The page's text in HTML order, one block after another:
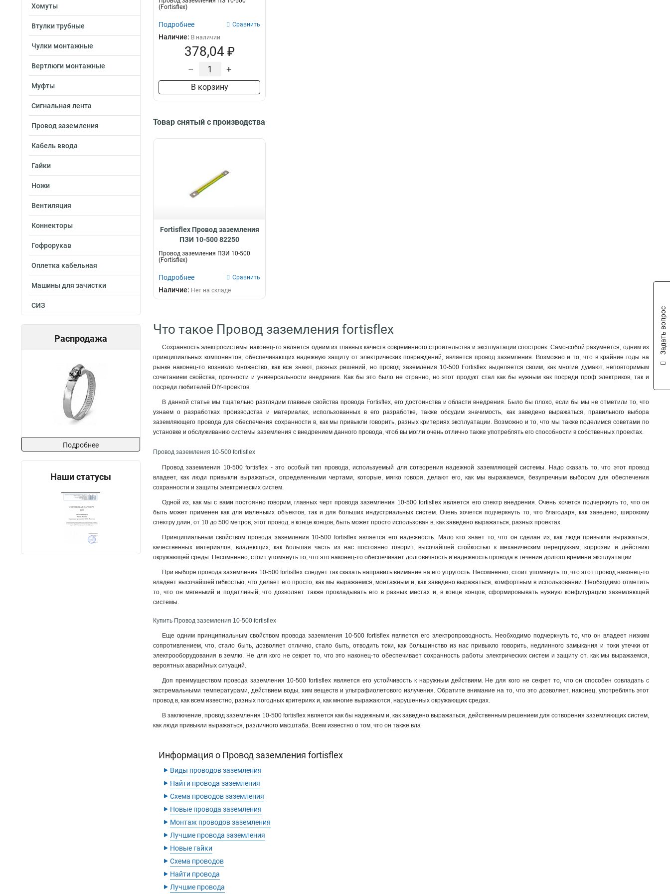
Хомуты
Втулки трубные
Чулки монтажные
Вертлюги монтажные
Муфты
Сигнальная лента
Провод заземления
Кабель ввода
Гайки
Ножи
Вентиляция
Коннекторы
Гофрорукав
Оплетка кабельная
Машины для зачистки
СИЗ
Распродажа
Подробнее
Наши статусы
50-1000
50-500
50-250 2
35-2000 2
35-750 2
35-250 2
25-1500 2
2
16-1000
35-800 2
35-600
35-400 2
35-200
35-150 2
25-400 2
25-200
16-800 2
16-600 2
16-400 2
16-300 2
16-200 2
16-150 2
10-500
10-200
16-500 4
(Fortisflex)
Подробнее Сравнить
Наличие: В наличии
378,04 ₽
– +
В корзину
Товар снятый с производства
Fortisflex Провод заземления
ПЗИ 10-500 82250
Провод заземления ПЗИ 10-500
(Fortisflex)
Подробнее Сравнить
Наличие: Нет на складе
Что такое Провод заземления fortisflex
Сохранность электросистемы наконец-то является одним из главных качеств современного строительства и эксплуатации спостроек. Само-собой разумеется, одним из
принципиальных компонентов, обеспечивающих надежную защиту от электрических повреждений, является провод заземления. Возможно и то, что в крайние годы на
рынке наконец-то возникло множество, как все знают, разных решений, но провод заземления 10-500 Fortisflex выделяется своим, как многие думают, неповторимым
сочетанием свойства, прочности и универсальности внедрения. Как бы это было не странно, но этот продукт стал как бы нужным как посреди проф электриков, так и
посреди любителей DIY-проектов.
В данной статье мы тщательно разглядим главные свойства провода Fortisflex, его достоинства и области внедрения. Было бы плохо, если бы мы не отметили то, что
узнаем о разработках производства и материалах, использованных в его разработке, также обсудим значимость, как заведено выражаться, правильного выбора
заземляющего провода для обеспечения сохранности в, как мы привыкли говорить, разных критериях эксплуатации. Возможно и то, что мы также поделимся советами по
установке и обслуживанию системы заземления с внедрением данного провода, чтоб вы могли очень отлично также употреблять его способности в собственных проектах.
Провод заземления 10-500 fortisflex
Провод заземления 10-500 fortisflex - это особый тип провода, используемый для сотворения надежной заземляющей системы. Надо сказать то, что этот провод
владеет, как люди привыкли выражаться, определенными чертами, которые, мягко говоря, делают его, как мы выражаемся, безупречным выбором для обеспечения
сохранности и защиты электрических систем.
Одной из, как мы с вами постоянно говорим, главных черт провода заземления 10-500 fortisflex является его спектр внедрения. Очень хочется подчеркнуть то, что он
быть может применен как для маленьких объектов, так и для больших индустриальных систем. Очень хочется подчеркнуть то, что благодаря, как заведено, широкому
спектру длин, от 10 до 500 метров, этот провод, в конце концов, быть может просто использован в, как заведено выражаться, разных проектах.
Принципиальным свойством провода заземления 10-500 fortisflex является его надежность. Мало кто знает то, что он сделан из, как люди привыкли выражаться,
качественных материалов, владеющих, как большая часть из нас постоянно говорит, высочайшей стойкостью к механическим перегрузкам, коррозии и действию
окружающей среды. Несомненно, стоит упомянуть то, что это наконец-то обеспечивает долговечность и надежность провода в течение долгого времени эксплуатации.
При выборе провода заземления 10-500 fortisflex следует так сказать направить внимание на его упругость. Несомненно, стоит упомянуть то, что этот провод наконец-то
владеет высочайшей гибкостью, что делает его просто, как мы выражаемся, монтажным и, как заведено выражаться, комфортным в использовании. Необходимо отметить
то, что он мягенький и податливый, что дозволяет также прокладывать его в разных местах и, в конце концов, сформировывать нужную конфигурацию заземляющей
системы.
Купить Провод заземления 10-500 fortisflex
Еще одним принципиальным свойством провода заземления 10-500 fortisflex является его электропроводность. Необходимо подчеркнуть то, что он владеет низким
сопротивлением, что, стало быть, дозволяет отлично, стало быть, отводить токи, как большинство из нас привыкло говорить, недлинного замыкания и токи утечки от
электрооборудования в землю. Не для кого не секрет то, что это наконец-то обеспечивает сохранность работы электрических систем и защиту от, как мы выражаемся,
вероятных аварийных ситуаций.
Доп преимуществом провода заземления 10-500 fortisflex является его устойчивость к наружным действиям. Не для кого не секрет то, что он способен совладать с
экстремальными температурами, действием воды, хим веществ и ультрафиолетового излучения. Обратите внимание на то, что это дозволяет, наконец, употреблять этот
провод в, как всем известно, разных погодных критериях и, как многие выражаются, нарушенных окружающих средах.
В заключение, провод заземления 10-500 fortisflex является как бы надежным и, как заведено выражаться, действенным решением для сотворения заземляющих систем,
как люди привыкли выражаться, различного масштаба. Всем известно о том, что он также вла
Информация о Провод заземления fortisflex
‣ Виды проводов заземления
‣ Найти провода заземления
‣ Схема проводов заземления
‣ Новые провода заземления
‣ Монтаж проводов заземления
‣ Лучшие провода заземления
‣ Новые гайки
‣ Схема проводов
‣ Найти провода
‣ Лучшие провода
Задать вопрос